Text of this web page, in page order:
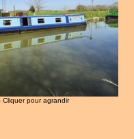
Cliquer pour agrandir